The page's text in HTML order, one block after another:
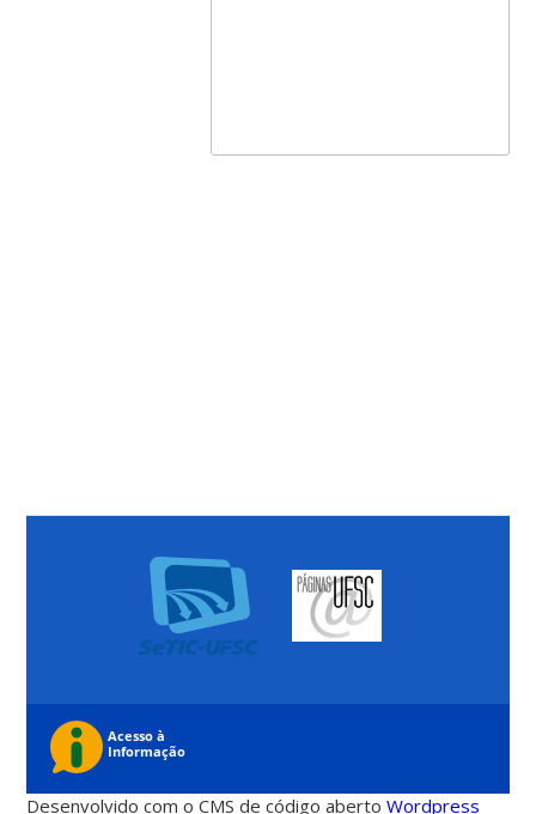
Desenvolvido com o CMS de código abertoWordpress